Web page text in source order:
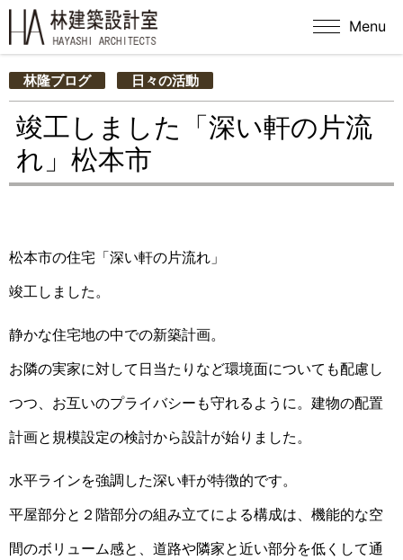
Menu
林隆ブログ 日々の活動
竣工しました「深い軒の片流
れ」松本市
松本市の住宅「深い軒の片流れ」
竣工しました。
静かな住宅地の中での新築計画。
お隣の実家に対して日当たりなど環境面についても配慮し
つつ、お互いのプライバシーも守れるように。建物の配置
計画と規模設定の検討から設計が始りました。
水平ラインを強調した深い軒が特徴的です。
平屋部分と２階部分の組み立てによる構成は、機能的な空
間のボリューム感と、道路や隣家と近い部分を低くして通